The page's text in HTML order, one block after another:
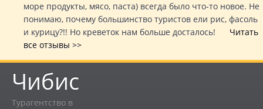
море продукты, мясо, паста) всегда было что-то новое. Не
понимаю, почему большинство туристов ели рис, фасоль
и курицу?!! Но креветок нам больше досталось! Читать
все отзывы >>
Чибис
Турагентство в